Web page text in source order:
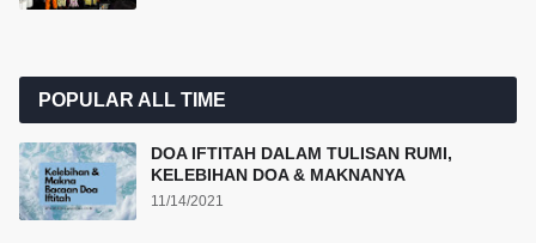
POPULAR ALL TIME
DOA IFTITAH DALAM TULISAN RUMI,
KELEBIHAN DOA & MAKNANYA
11/14/2021